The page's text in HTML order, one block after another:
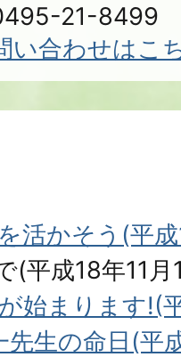
21-8499
い合わせはこ
活かそう(平
(平成18年11月
始まります!(
先生の命日(平